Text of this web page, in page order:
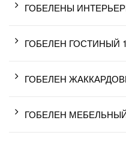
ГОБЕЛЕНЫ
ГОБЕЛЕН ГОСТИНЫЙ
ГОБЕЛЕН
ГОБЕЛЕН